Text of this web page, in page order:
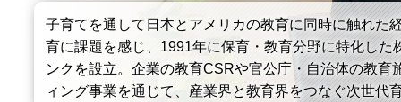
子育てを通して日本とアメリカの教育に同時に触れた
育に課題を感じ、1991年に保育・教育分野に特化した
ンクを設立。企業の教育CSRや官公庁・自治体の教育
ィング事業を通じて、産業界と教育界をつなぐ次世代